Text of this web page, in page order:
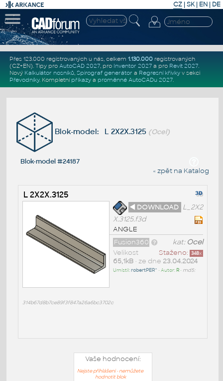
CZ | SK| EN | DE
Přes 123.000 registrovaných u nás, celkem 1.130.000registrovaných
(CZ+EN). Tipy pro AutoCAD 2027, pro Inventor 2027a pro Revit 2027.
Nový Kalkulátor nosníků, Spirograf generátor a Regresní křivkyv sekci
Převodníky. Kompletní příkazya proměnné AutoCADu 2027.
Blok-model: L 2X2X.3125 (Ocel)
Blok-model #24187
« zpět na Katalog
L 2X2X.3125
◄ DOWNLOAD L_2X2
X.3125.f3d
ANGLE
kat: Ocel
Fusion360
Staženo: 348x
Velikost
65,1kB• ze dne 23.04.2024
Umístil:robertPER^ • Autor: R• md5:
314b67d8b7ce89f3f847a26a6bc3702c
Vaše hodnocení:
Nejste přihlášeni - nemůžete
hodnotit blok